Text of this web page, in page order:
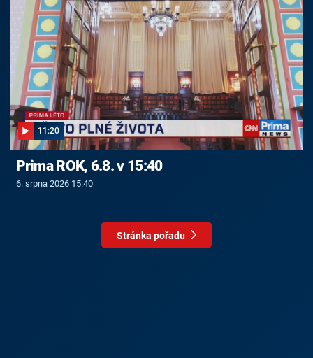
11:20
Prima ROK, 6.8. v 15:40
6. srpna 2026 15:40
Stránka pořadu